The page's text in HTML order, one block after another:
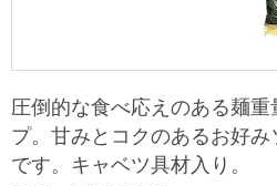
ギフト
プリペイドカード・金券
コピー
プリント
宅配便
切手・はがき・印紙
チケットサービス
セブンチケット
セブン‐イレブンでお受取り
企業理念
会社概要
セブン＆アイ・ホールディングスの
サステナビリティ活動基本方針
加盟店オーナー募集
圧倒的な食べ応えのある麺重
プ。甘みとコクのあるお好
です。キャベツ具材入り。